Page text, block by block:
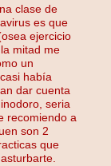
clase de
es que
ejercicio
mitad me
un
había
dar cuenta
seria
recomiendo a
son 2
que